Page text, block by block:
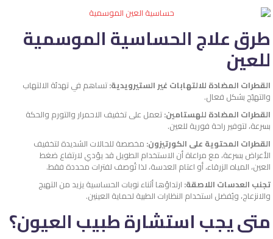
طرق علاج الحساسية الموسمية
للعين
القطرات المضادة للالتهابات غير الستيرويدية:تساهم في تهدئة الالتهاب
والتهيّج بشكل فعال.
القطرات المضادة للهستامين:تعمل على تخفيف الاحمرار والتورم والحكة
بسرعة، لتوفير راحة فورية للعين.
القطرات المحتوية على الكورتيزون: مخصصة للحالات الشديدة لتخفيف
الأعراض بسرعة، مع مراعاة أن الاستخدام الطويل قد يؤدي لارتفاع ضغط
العين، المياه الزرقاء، أو اعتام العدسة، لذا تُوصف لفترات محددة فقط.
تجنب العدسات اللاصقة: ارتداؤها أثناء نوبات الحساسية يزيد من التهيج
والانزعاج، ويُفضل استخدام النظارات الطبية لحماية العينين.
متى يجب استشارة طبيب العيون؟